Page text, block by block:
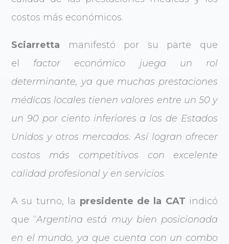
costos más económicos.
Sciarretta manifestó por su parte que
el factor económico juega un rol
determinante, ya que muchas prestaciones
médicas locales tienen valores entre un 50 y
un 90 por ciento inferiores a los de Estados
Unidos y otros mercados. Así logran ofrecer
costos más competitivos con excelente
calidad profesional y en servicios.
A su turno, la presidente de la CAT indicó
que “Argentina está muy bien posicionada
en el mundo, ya que cuenta con un combo